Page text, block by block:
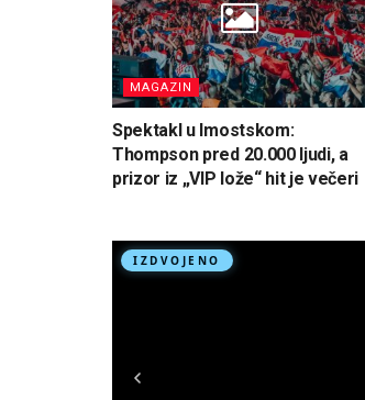
MAGAZIN
Spektakl u Imostskom:
Thompson pred 20.000 ljudi, a
prizor iz „VIP lože“ hit je večeri